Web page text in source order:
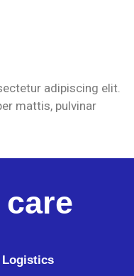
adipiscing elit.
mattis, pulvinar
care